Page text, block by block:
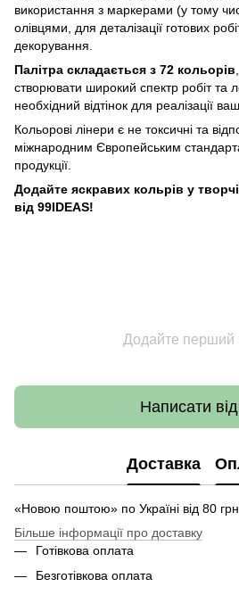
використання з маркерами (у тому
олівцями, для деталізації готових
декорування.
Палітра складається з 72 кольорів
створювати широкий спектр робіт та
необхідний відтінок для реалізації
Кольорові лінери є не токсичні та
міжнародним Європейським
продукції.
Додайте яскравих кольрів у
від 99IDEAS!
Додайте перший
Написати
Доставка
«Новою поштою» по Україні від 80 грн
Більше інформації про доставку
Готівкова оплата
Безготівкова оплата